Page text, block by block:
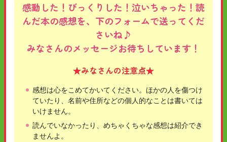
感動した！びっくりした！泣いちゃった！読
んだ本の感想を、下のフォームで送ってくだ
さいね♪
みなさんのメッセージお待ちしています！
★みなさんの注意点★
感想は心をこめてかいてください。ほかの人を傷つけ
ていたり、名前や住所などの個人的なことは書いては
いけません。
読んでいなかったり、めちゃくちゃな感想は紹介でき
ませんよ。